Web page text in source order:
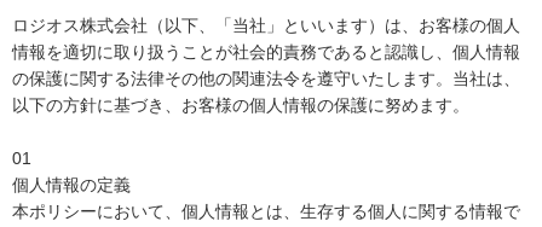
ロジオス株式会社（以下、「当社」といいます）は、お客様の個人
情報を適切に取り扱うことが社会的責務であると認識し、個人情報
の保護に関する法律その他の関連法令を遵守いたします。当社は、
以下の方針に基づき、お客様の個人情報の保護に努めます。
01
個人情報の定義
本ポリシーにおいて、個人情報とは、生存する個人に関する情報で